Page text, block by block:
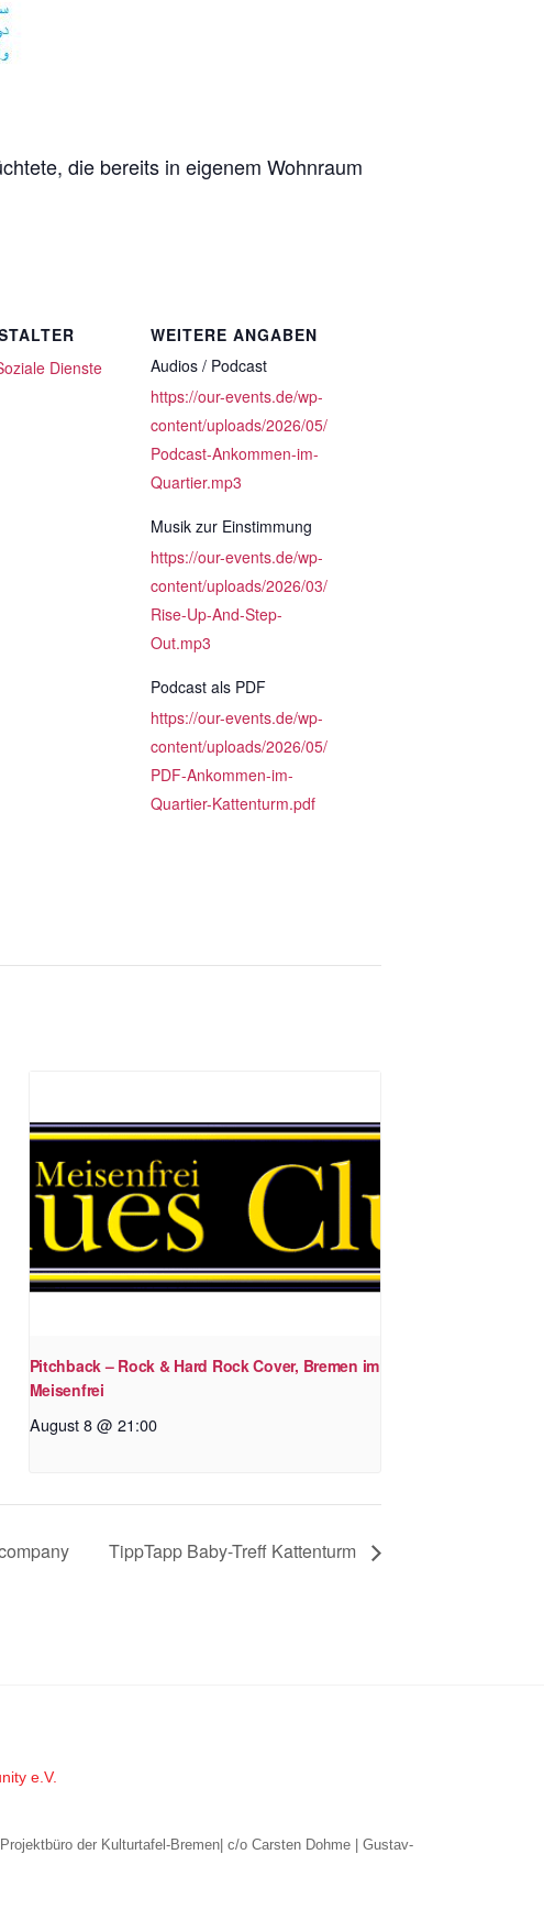
die bereits in eigenem Wohnraum
Dienste
WEITERE ANGABEN
Audios / Podcast
https://our-events.de/wp-
content/uploads/2026/05/
Podcast-Ankommen-im-
Quartier.mp3
Musik zur Einstimmung
https://our-events.de/wp-
content/uploads/2026/03/
Rise-Up-And-Step-
Out.mp3
Podcast als PDF
https://our-events.de/wp-
content/uploads/2026/05/
PDF-Ankommen-im-
Quartier-Kattenturm.pdf
Pitchback – Rock & Hard Rock Cover, Bremen im
Meisenfrei
August 8 @ 21:00
TippTapp Baby-Treff Kattenturm
e.V.
der Kulturtafel-Bremen| c/o Carsten Dohme | Gustav-